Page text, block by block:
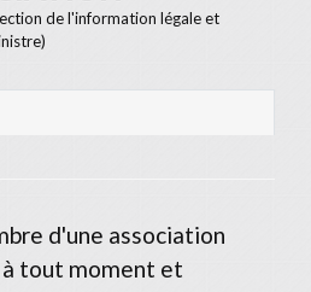
de l'information légale et
d'une association
tout moment et